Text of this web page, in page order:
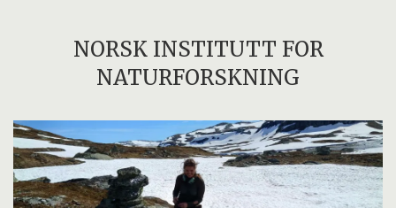
NORSK INSTITUTT FOR
NATURFORSKNING